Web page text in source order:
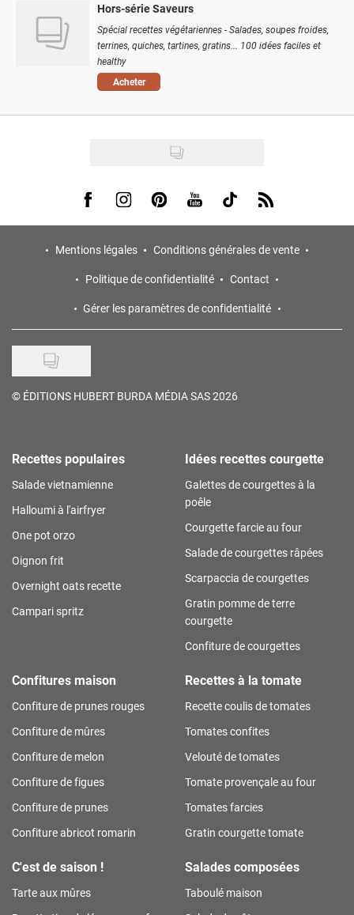
Hors-série Saveurs
Spécial recettes végétariennes - Salades, soupes froides,
terrines, quiches, tartines, gratins... 100 idées faciles et
healthy
Acheter
Visit us on Facebook
Visit us on Instagram
Visit us on Pinterest
Visit us on Youtube
Visit us on Tiktok
Visit us on Rss
Mentions légales
Conditions générales de vente
Politique de confidentialité
Contact
Gérer les paramètres de confidentialité
© ÉDITIONS HUBERT BURDA MÉDIA SAS 2026
Recettes populaires
Salade vietnamienne
Halloumi à l'airfryer
One pot orzo
Oignon frit
Overnight oats recette
Campari spritz
Idées recettes courgette
Galettes de courgettes à la
poêle
Courgette farcie au four
Salade de courgettes râpées
Scarpaccia de courgettes
Gratin pomme de terre
courgette
Confiture de courgettes
Confitures maison
Confiture de prunes rouges
Confiture de mûres
Confiture de melon
Confiture de figues
Confiture de prunes
Confiture abricot romarin
Recettes à la tomate
Recette coulis de tomates
Tomates confites
Velouté de tomates
Tomate provençale au four
Tomates farcies
Gratin courgette tomate
C'est de saison !
Tarte aux mûres
Salades composées
Taboulé maison